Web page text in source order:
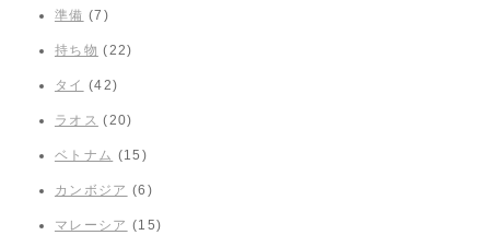
準備 (7)
持ち物 (22)
タイ (42)
ラオス (20)
ベトナム (15)
カンボジア (6)
マレーシア (15)